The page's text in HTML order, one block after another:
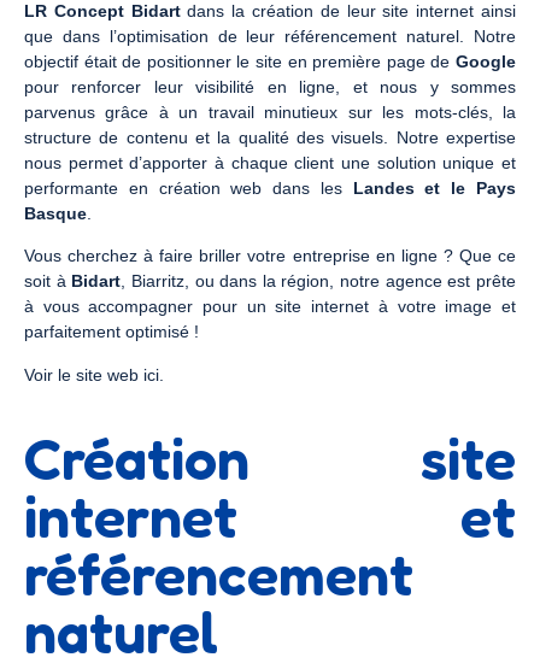
LR Concept Bidartdans la création de leur site internet ainsi
que dans l’optimisation de leur référencement naturel. Notre
objectif était de positionner le site en première page de Google
pour renforcer leur visibilité en ligne, et nous y sommes
parvenus grâce à un travail minutieux sur les mots-clés, la
structure de contenu et la qualité des visuels. Notre expertise
nous permet d’apporter à chaque client une solution unique et
performante en création web dans les Landes et le Pays
Basque
Vous cherchez à faire briller votre entreprise en ligne ? Que ce
soit à Bidart, Biarritz, ou dans la région, notre agence est prête
à vous accompagner pour un site internet à votre image et
parfaitement optimisé !
Voir le site web ici.
Création site
internet et
référencement
naturel